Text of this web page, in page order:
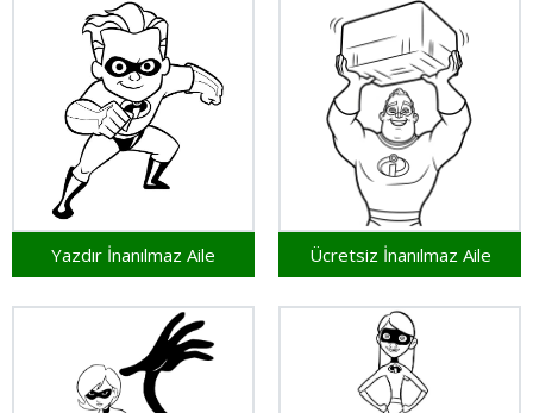
Yazdır İnanılmaz Aile Ücretsiz İnanılmaz Aile